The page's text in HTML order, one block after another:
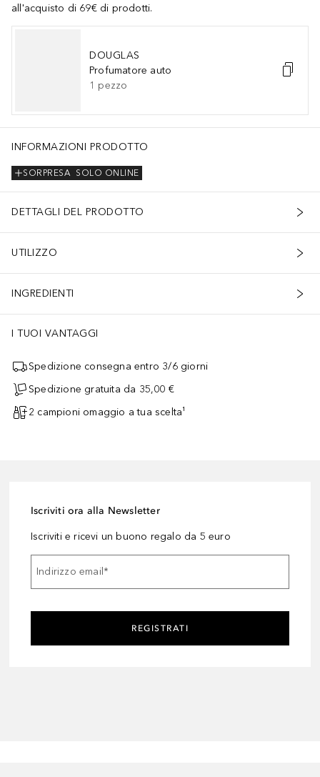
all'acquisto di 69€ di prodotti.
DOUGLAS
Profumatore auto
1 pezzo
INFORMAZIONI PRODOTTO
SOLO ONLINE
SORPRESA
DETTAGLI DEL PRODOTTO
UTILIZZO
INGREDIENTI
I TUOI VANTAGGI
Spedizione consegna entro 3/6 giorni
Spedizione gratuita da 35,00 €
2 campioni omaggio a tua scelta¹
Iscriviti ora alla Newsletter
Iscriviti e ricevi un buono regalo da 5 euro
Indirizzo email*
REGISTRATI